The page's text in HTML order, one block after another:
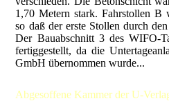
Abgesoffene Kammer der U-